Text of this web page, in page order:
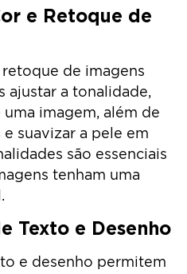
e Retoque de
de imagens
ajustar a tonalidade,
imagem, além de
suavizar a pele em
são essenciais
tenham uma
Texto e Desenho
e desenho permitem